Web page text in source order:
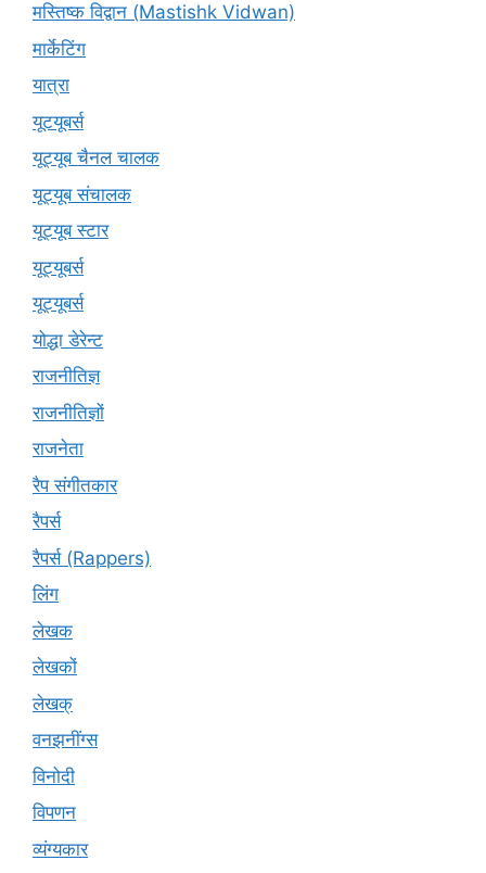
मस्तिष्क विद्वान (Mastishk Vidwan)
मार्केटिंग
यात्रा
यूटयूबर्स
यूट्यूब चैनल चालक
यूट्यूब संचालक
यूट्यूब स्टार
यूट्‍यूबर्स
यूट्यूबर्स
योद्धा डेरेन्ट
राजनीतिज्ञ
राजनीतिज्ञों
राजनेता
रैप संगीतकार
रैपर्स
रैपर्स (Rappers)
लिंग
लेखक
लेखकों
लेखक्
वनझनींग्स
विनोदी
विपणन
व्यंग्यकार